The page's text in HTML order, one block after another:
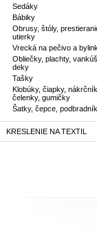
Sedáky
Bábiky
Obrusy, štóly,
utierky
Vrecká na pečivo a
Obliečky, plachty,
deky
Tašky
Klobúky, čiapky,
čelenky, gumičky
Šatky, čepce,
KRESLENIE NA TEXTIL